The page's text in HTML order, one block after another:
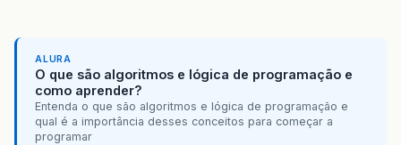
ALURA
O que são algoritmos e lógica de programação e
como aprender?
Entenda o que são algoritmos e lógica de programação e
qual é a importância desses conceitos para começar a
programar